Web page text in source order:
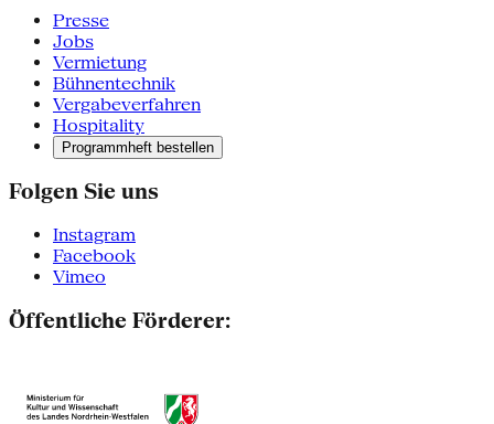
Presse
Jobs
Vermietung
Bühnentechnik
Vergabeverfahren
Hospitality
Programmheft bestellen
Folgen Sie uns
Instagram
Facebook
Vimeo
Öffentliche Förderer: